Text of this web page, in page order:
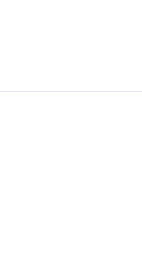
に関する情報を提供し、金
供するため